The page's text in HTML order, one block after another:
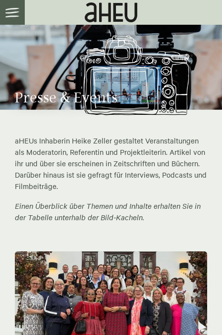
Presse & Events
aHEUs Inhaberin Heike Zeller gestaltet Veranstaltungen
als Moderatorin, Referentin und Projektleiterin. Artikel von
ihr und über sie erscheinen in Zeitschriften und Büchern.
Darüber hinaus ist sie gefragt für Interviews, Podcasts und
Filmbeiträge.
Einen Überblick über Themen und Inhalte erhalten Sie in
der Tabelle unterhalb der Bild-Kacheln.